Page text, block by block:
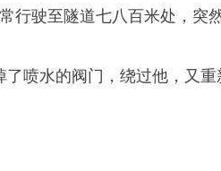
驶至隧道七八百米处，突
喷水的阀门，绕过他，又重